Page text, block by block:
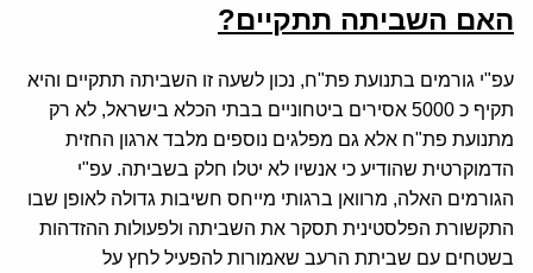
האם השביתה תתקיים?
עפ"י גורמים בתנועת פת"ח, נכון לשעה זו השביתה תתקיים והיא
תקיף כ 5000 אסירים ביטחוניים בבתי הכלא בישראל, לא רק
מתנועת פת"ח אלא גם מפלגים נוספים מלבד ארגון החזית
הדמוקרטית שהודיע כי אנשיו לא יטלו חלק בשביתה. עפ"י
הגורמים האלה, מרוואן ברגותי מייחס חשיבות גדולה לאופן שבו
התקשורת הפלסטינית תסקר את השביתה ולפעולות ההזדהות
בשטחים עם שביתת הרעב שאמורות להפעיל לחץ על